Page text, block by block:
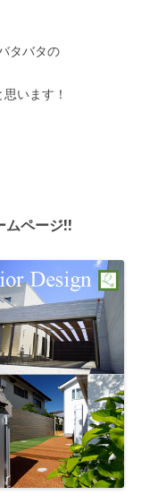
タバタの
います！
ムページ!!